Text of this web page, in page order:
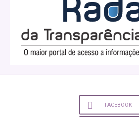
FACEBOOK